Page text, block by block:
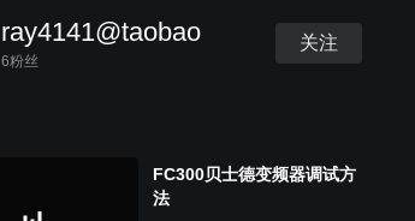
ray4141@taobao
6粉丝
关注
FC300贝士德变频器调试方
法